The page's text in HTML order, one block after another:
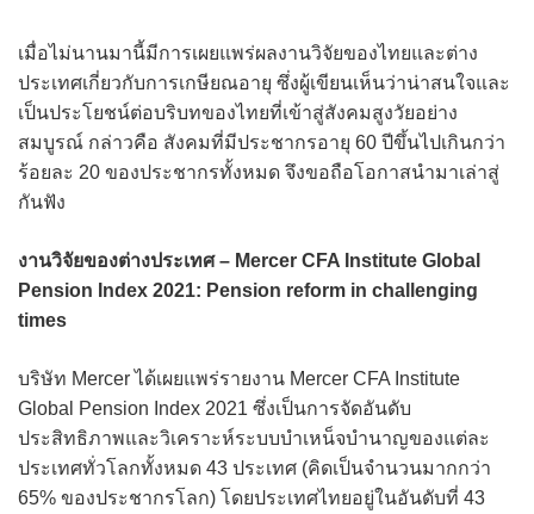
เมื่อไม่นานมานี้มีการเผยแพร่ผลงานวิจัยของไทยและต่าง
ประเทศเกี่ยวกับการเกษียณอายุ ซึ่งผู้เขียนเห็นว่าน่าสนใจและ
เป็นประโยชน์ต่อบริบทของไทยที่เข้าสู่สังคมสูงวัยอย่าง
สมบูรณ์ กล่าวคือ สังคมที่มีประชากรอายุ 60 ปีขึ้นไปเกินกว่า
ร้อยละ 20 ของประชากรทั้งหมด จึงขอถือโอกาสนำมาเล่าสู่
กันฟัง
งานวิจัยของต่างประเทศ – Mercer CFA Institute Global
Pension Index 2021: Pension reform in challenging
times
บริษัท Mercer ได้เผยแพร่รายงาน Mercer CFA Institute
Global Pension Index 2021 ซึ่งเป็นการจัดอันดับ
ประสิทธิภาพและวิเคราะห์ระบบบำเหน็จบำนาญของแต่ละ
ประเทศทั่วโลกทั้งหมด 43 ประเทศ (คิดเป็นจำนวนมากกว่า
65% ของประชากรโลก) โดยประเทศไทยอยู่ในอันดับที่ 43